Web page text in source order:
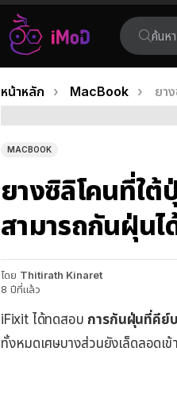
ค้นหา:
เรื่อง
ล่าสุด
คุณอยู่ที่นี่:
หน้าหลัก MacBook ยา
MACBOOK
ยางซิลิโคนที่ใ
สามารถกันฝุ่น
โดย Thitirath Kinaret
8 ปีที่แล้ว
iFixit ได้ทดสอบ การกันฝุ่นที่คีย์
ทั้งหมดเศษบางส่วนยังเล็ดลอดเข้